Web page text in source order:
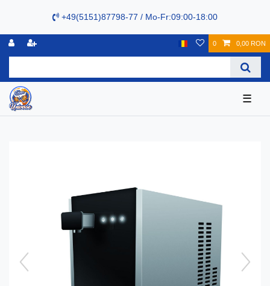
+49(5151)87798-77 / Mo-Fr:09:00-18:00
0 0,00 RON
☰